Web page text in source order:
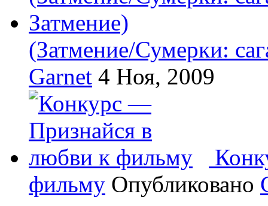
(Затмение/Сумерки:
Garnet 4 Ноя, 2009
фильму Опубликовано